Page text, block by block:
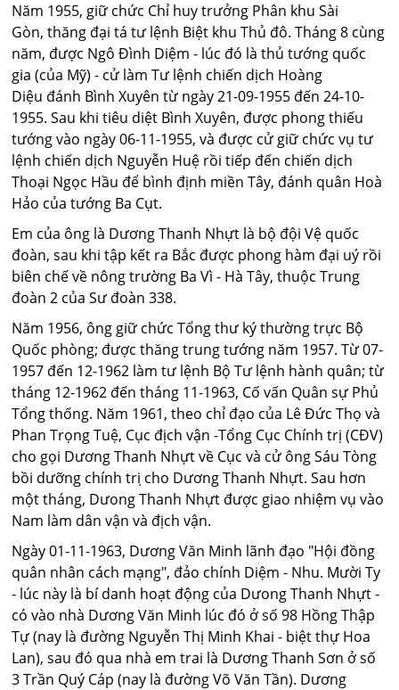
Năm 1955, giữ chức Chỉ huy trưởng Phân khu Sài
Gòn, thăng đại tá tư lệnh Biệt khu Thủ đô. Tháng 8 cùng
năm, được Ngô Đình Diệm - lúc đó là thủ tướng quốc
gia (của Mỹ) - cử làm Tư lệnh chiến dịch Hoàng
Diệu đánh Bình Xuyên từ ngày 21-09-1955 đến 24-10-
1955. Sau khi tiêu diệt Bình Xuyên, được phong thiếu
tướng vào ngày 06-11-1955, và được cử giữ chức vụ tư
lệnh chiến dịch Nguyễn Huệ rồi tiếp đến chiến dịch
Thoại Ngọc Hầu để bình định miền Tây, đánh quân Hoà
Hảo của tướng Ba Cụt.
Em của ông là Dương Thanh Nhựt là bộ đội Vệ quốc
đoàn, sau khi tập kết ra Bắc được phong hàm đại uý rồi
biên chế về nông trường Ba Vì - Hà Tây, thuộc Trung
đoàn 2 của Sư đoàn 338.
Năm 1956, ông giữ chức Tổng thư ký thường trực Bộ
Quốc phòng; được thăng trung tướng năm 1957. Từ 07-
1957 đến 12-1962 làm tư lệnh Bộ Tư lệnh hành quân; từ
tháng 12-1962 đến tháng 11-1963, Cố vấn Quân sự Phủ
Tổng thống. Năm 1961, theo chỉ đạo của Lê Đức Thọ và
Phan Trọng Tuệ, Cục địch vận -Tổng Cục Chính trị (CĐV)
cho gọi Dương Thanh Nhựt về Cục và cử ông Sáu Tòng
bồi dưỡng chính tri ̣cho Dương Thanh Nhựt. Sau hơn
một tháng, Dưong Thanh Nhựt được giao nhiệm vụ vào
Nam làm dân vận và địch vận.
Ngày 01-11-1963, Dương Văn Minh lãnh đạo "Hội đồng
quân nhân cách mạng", đảo chính Diệm - Nhu. Mười Ty
- lúc này là bí danh hoạt động của Dưong Thanh Nhựt -
có vào nhà Dương Văn Minh lúc đó ở số 98 Hồng Thập
Tự (nay là đường Nguyễn Thị Minh Khai - biệt thự Hoa
Lan), sau đó qua nhà em trai là Dương Thanh Sơn ở số
3 Trần Quý Cáp (nay là đường Võ Văn Tần). Dương